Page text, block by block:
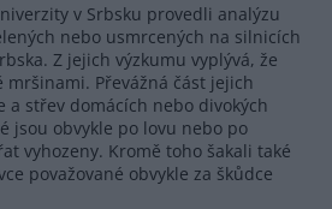
v Srbsku provedli analýzu
nebo usmrcených na silnicích
Z jejich výzkumu vyplývá, že
mršinami. Převážná část jejich
a střev domácích nebo divokých
jsou obvykle po lovu nebo po
vyhozeny. Kromě toho šakali také
považované obvykle za škůdce